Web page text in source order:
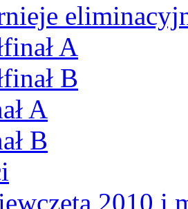
A
B
A
B
2010 i